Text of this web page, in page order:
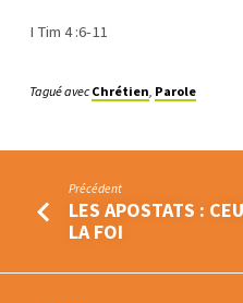
CHRIST
I Tim 4 :6-11
Tagué avec Chrétien, Parole
Précédent
LES APOSTATS :
LA FOI